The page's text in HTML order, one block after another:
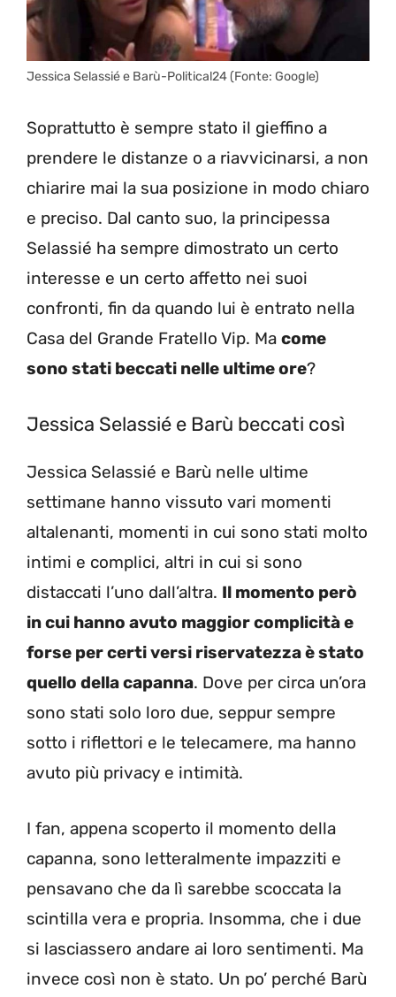
Jessica Selassié e Barù-Political24 (Fonte: Google)
Soprattutto è sempre stato il gieffino a
prendere le distanze o a riavvicinarsi, a non
chiarire mai la sua posizione in modo chiaro
e preciso. Dal canto suo, la principessa
Selassié ha sempre dimostrato un certo
interesse e un certo affetto nei suoi
confronti, fin da quando lui è entrato nella
Casa del Grande Fratello Vip. Ma come
sono stati beccati nelle ultime ore?
Jessica Selassié e Barù beccati così
Jessica Selassié e Barù nelle ultime
settimane hanno vissuto vari momenti
altalenanti, momenti in cui sono stati molto
intimi e complici, altri in cui si sono
distaccati l’uno dall’altra. Il momento però
in cui hanno avuto maggior complicità e
forse per certi versi riservatezza è stato
quello della capanna. Dove per circa un’ora
sono stati solo loro due, seppur sempre
sotto i riflettori e le telecamere, ma hanno
avuto più privacy e intimità.
I fan, appena scoperto il momento della
capanna, sono letteralmente impazziti e
pensavano che da lì sarebbe scoccata la
scintilla vera e propria. Insomma, che i due
si lasciassero andare ai loro sentimenti. Ma
invece così non è stato. Un po’ perché Barù